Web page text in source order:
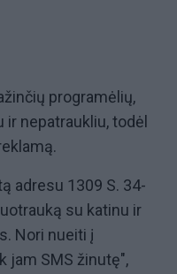
programėlių,
nepatraukliu, todėl
adresu 1309 S. 34-
su katinu ir
Nori nueiti į
jam SMS žinutę",